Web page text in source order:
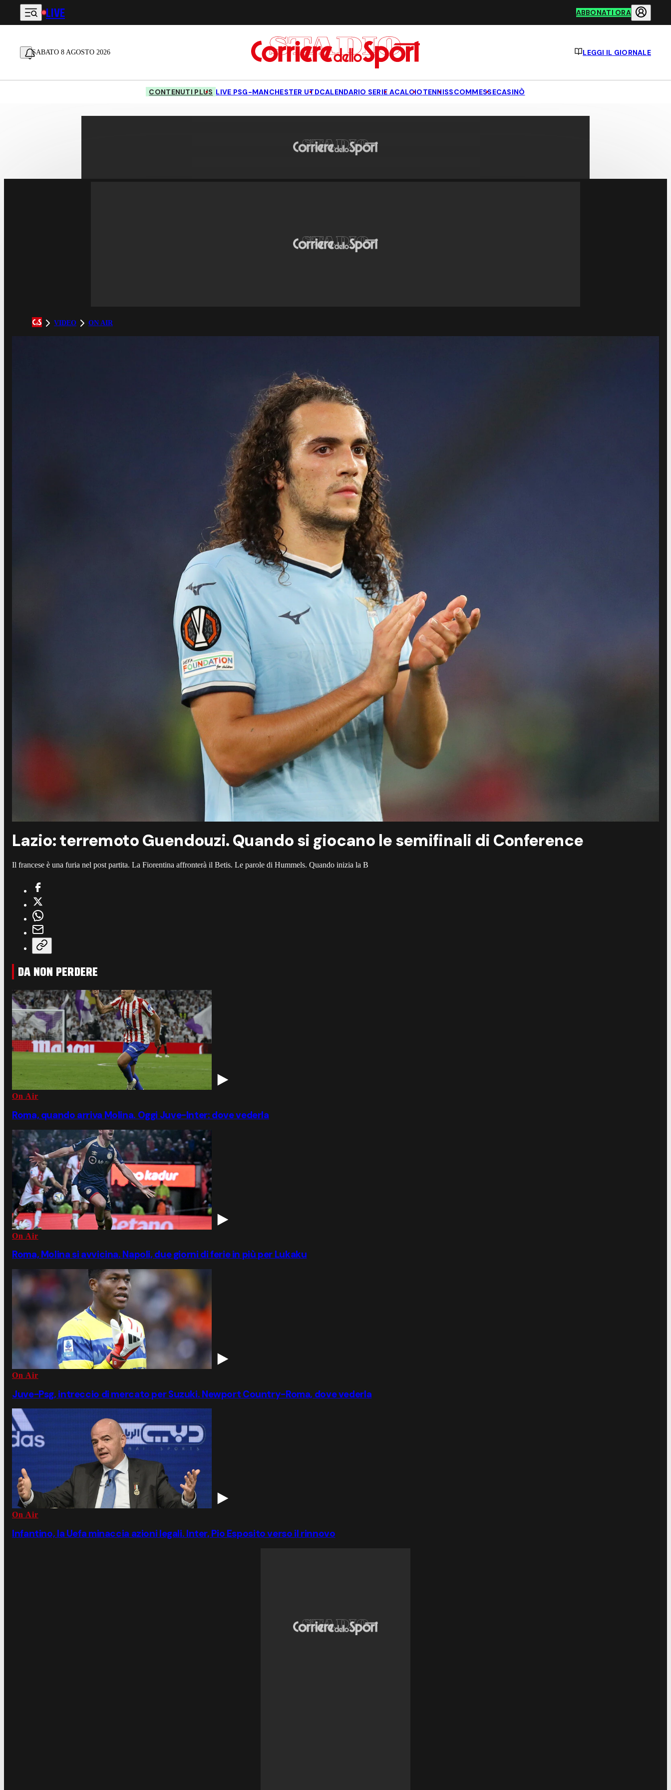
Vai al contenuto principale
LIVE ABBONATI ORA
SABATO 8 AGOSTO 2026 LEGGI IL GIORNALE
CONTENUTI PLUS LIVE PSG-MANCHESTER UTDCALENDARIO SERIE ACALCIOTENNISSCOMMESSECASINÒ
VIDEO ON AIR
Lazio: terremoto Guendouzi. Quando si giocano le semifinali di Conference
Il francese è una furia nel post partita. La Fiorentina affronterà il Betis. Le parole di Hummels. Quando inizia la B
DA NON PERDERE
On Air
Roma, quando arriva Molina. Oggi Juve-Inter: dove vederla
On Air
Roma, Molina si avvicina. Napoli, due giorni di ferie in più per Lukaku
On Air
Juve-Psg, intreccio di mercato per Suzuki. Newport Country-Roma, dove vederla
On Air
Infantino, la Uefa minaccia azioni legali. Inter, Pio Esposito verso il rinnovo